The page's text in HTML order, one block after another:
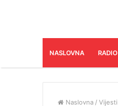
NASLOVNA RADIO
Naslovna / Vijesti